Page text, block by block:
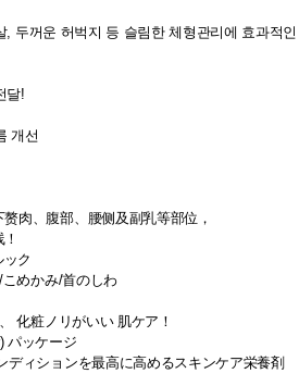
두꺼운 허벅지 등 슬림한 체형관리에 효과적인
달!
개선
肉、腹部、腰侧及副乳等部位，
ク
めかみ/首のしわ
化粧ノリがいい 肌ケア！
パッケージ
ディションを最高に高めるスキンケア栄養剤